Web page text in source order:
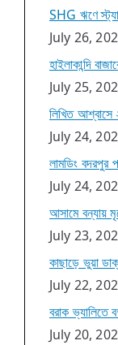
SHG ঋণে
July 26,
হাইলাকান্দি
July 25,
লিখিত
July 24,
লামডিং বদরপুর
July 24,
আসামে বন্যায়
July 23,
কাছাড়ে ভুয়া
July 22,
বরাক ভ্যালিতে
July 20,